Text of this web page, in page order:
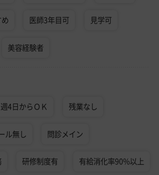
医師3年目可 見学可
美容経験者
週4日からＯＫ 残業なし
ル無し 問診メイン
研修制度有 有給消化率90%以上